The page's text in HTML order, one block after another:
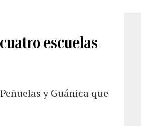
escuelas
y Guánica que